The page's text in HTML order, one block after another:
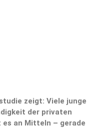
zeigt: Viele junge
der privaten
an Mitteln – gerade